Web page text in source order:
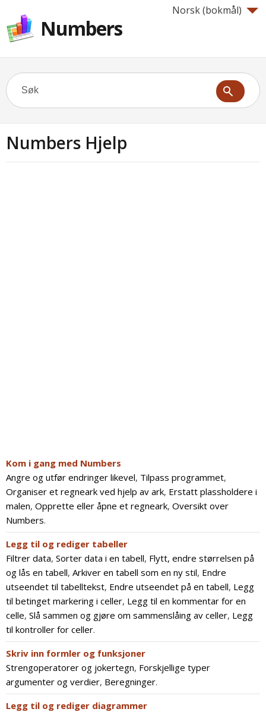
Norsk (bokmål)‎
Numbers
Numbers Hjelp
Kom i gang med Numbers
Angre og utfør endringer likevel, Tilpass programmet,
Organiser et regneark ved hjelp av ark, Erstatt plassholdere i
malen, Opprette eller åpne et regneark, Oversikt over
Numbers.
Legg til og rediger tabeller
Filtrer data, Sorter data i en tabell, Flytt, endre størrelsen på
og lås en tabell, Arkiver en tabell som en ny stil, Endre
utseendet til tabelltekst, Endre utseendet på en tabell, Legg
til betinget markering i celler, Legg til en kommentar for en
celle, Slå sammen og gjøre om sammenslåing av celler, Legg
til kontroller for celler.
Skriv inn formler og funksjoner
Strengoperatorer og jokertegn, Forskjellige typer
argumenter og verdier, Beregninger.
Legg til og rediger diagrammer